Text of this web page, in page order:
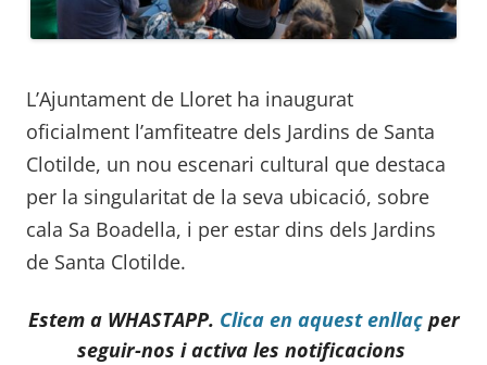
L’Ajuntament de Lloret ha inaugurat
oficialment l’amfiteatre dels Jardins de Santa
Clotilde, un nou escenari cultural que destaca
per la singularitat de la seva ubicació, sobre
cala Sa Boadella, i per estar dins dels Jardins
de Santa Clotilde.
Estem a WHASTAPP. Clica en aquest enllaçper
seguir-nos i activa les notificacions